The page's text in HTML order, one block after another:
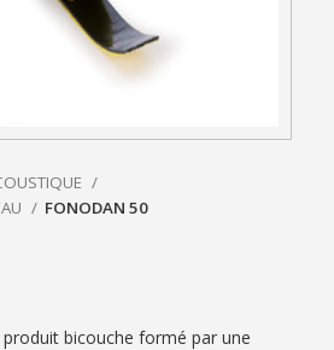
FONODAN 50
produit bicouche formé par une